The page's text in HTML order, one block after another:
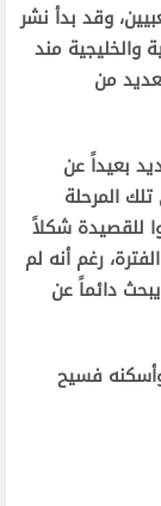
وقد بدأ نشر
مند
من
بعيداً عن
المرحلة
للقصيدة شكلاً
رغم أنه لم
دائماً عن
فسيح